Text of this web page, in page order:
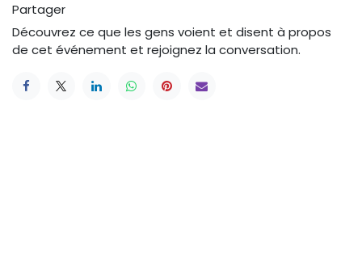
Partager
Découvrez ce que les gens voient et disent à propos
de cet événement et rejoignez la conversation.